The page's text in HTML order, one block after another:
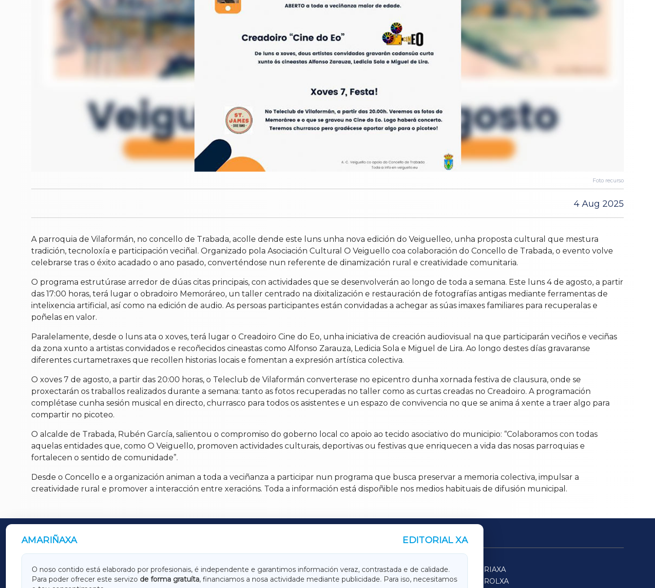
Foto recurso
4 Aug 2025
A parroquia de Vilaformán, no concello de Trabada, acolle dende este luns unha nova edición do Veiguelleo, unha proposta cultural que mestura
tradición, tecnoloxía e participación veciñal. Organizado pola Asociación Cultural O Veiguello coa colaboración do Concello de Trabada, o evento volve
celebrarse tras o éxito acadado o ano pasado, converténdose nun referente de dinamización rural e creatividade comunitaria.
O programa estrutúrase arredor de dúas citas principais, con actividades que se desenvolverán ao longo de toda a semana. Este luns 4 de agosto, a partir
das 17:00 horas, terá lugar o obradoiro Memoráreo, un taller centrado na dixitalización e restauración de fotografías antigas mediante ferramentas de
intelixencia artificial, así como na edición de audio. As persoas participantes están convidadas a achegar as súas imaxes familiares para recuperalas e
poñelas en valor.
Paralelamente, desde o luns ata o xoves, terá lugar o Creadoiro Cine do Eo, unha iniciativa de creación audiovisual na que participarán veciños e veciñas
da zona xunto a artistas convidados e recoñecidos cineastas como Alfonso Zarauza, Ledicia Sola e Miguel de Lira. Ao longo destes días gravaranse
diferentes curtametraxes que recollen historias locais e fomentan a expresión artística colectiva.
O xoves 7 de agosto, a partir das 20:00 horas, o Teleclub de Vilaformán converterase no epicentro dunha xornada festiva de clausura, onde se
proxectarán os traballos realizados durante a semana: tanto as fotos recuperadas no taller como as curtas creadas no Creadoiro. A programación
complétase cunha sesión musical en directo, churrasco para todos os asistentes e un espazo de convivencia no que se anima á xente a traer algo para
compartir no picoteo.
O alcalde de Trabada, Rubén García, salientou o compromiso do goberno local co apoio ao tecido asociativo do municipio: “Colaboramos con todas
aquelas entidades que, como O Veiguello, promoven actividades culturais, deportivas ou festivas que enriquecen a vida das nosas parroquias e
fortalecen o sentido de comunidade”.
Desde o Concello e a organización animan a toda a veciñanza a participar nun programa que busca preservar a memoria colectiva, impulsar a
creatividade rural e promover a interacción entre xeracións. Toda a información está dispoñible nos medios habituais de difusión municipal.
AMARIÑAXA EDITORIAL XA
O noso contido está elaborado por profesionais, é independente e garantimos información veraz, contrastada e de calidade.
Para poder ofrecer este servizo de forma gratuíta, financiamos a nosa actividade mediante publicidade. Para iso, necesitamos
OUTROS PERIÓDICOS
GALICIAXA LUGOXA TERRACHAXA
SARRIAXA
AMARIÑAXA
RIBEIRASACRAXA ACORUÑAXA FERROLXA